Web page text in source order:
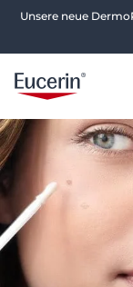
Unsere neue